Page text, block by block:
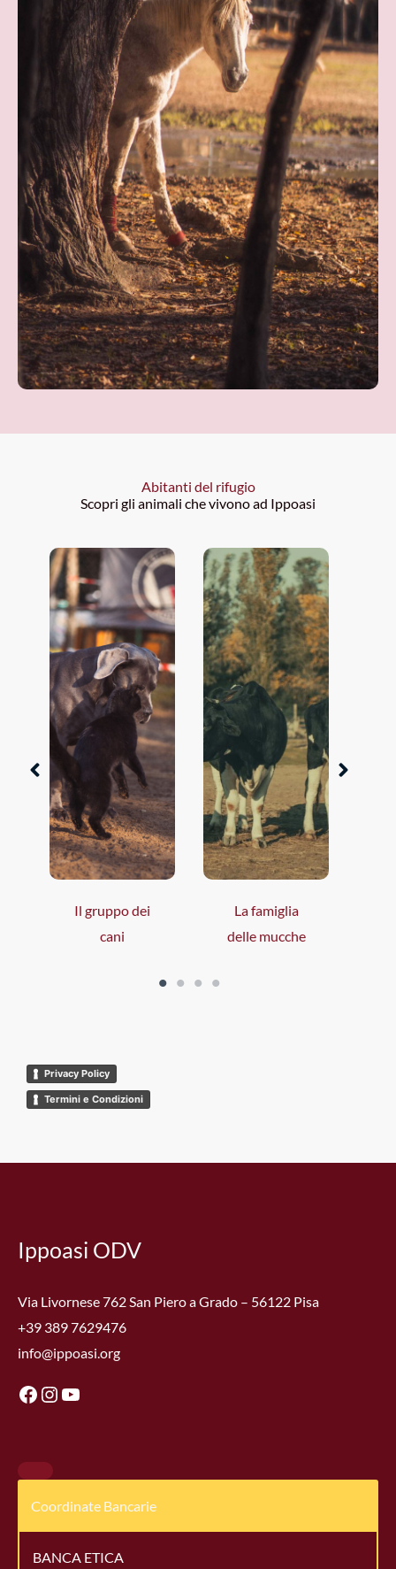
Abitanti del rifugio
Scopri gli animali che vivono ad Ippoasi
Il gruppo dei
cani
La famiglia
delle mucche
Privacy Policy
Termini e Condizioni
Ippoasi ODV
Via Livornese 762 San Piero a Grado – 56122 Pisa
+39 389 7629476
info@ippoasi.org
Facebook
Instagram
YouTube
Coordinate Bancarie
BANCA ETICA